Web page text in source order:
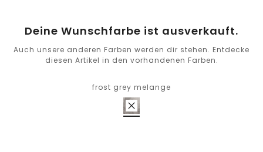
Deine Wunschfarbe ist ausverkauft.
Auch unsere anderen Farben werden dir stehen. Entdecke
diesen Artikel in den vorhandenen Farben.
frost grey melange